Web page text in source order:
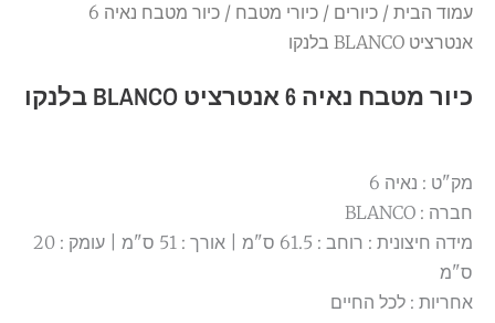
עמוד הבית / כיורים / כיורי מטבח
/ כיור מטבח נאיה 6
אנטרציט BLANCO בלנקו
כיור מטבח נאיה 6 אנטרציט BLANCO בלנקו
מק"ט : נאיה 6
חברה : BLANCO
מידה חיצונית : רוחב : 61.5 ס"מ | אורך : 51 ס"מ | עומק : 20
ס"מ
אחריות : לכל החיים